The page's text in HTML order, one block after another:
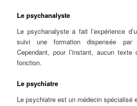
Le psychanalyste
Le psychanalyste a fait l’expérience
suivi une formation dispensée par
Cependant, pour l’instant, aucun
fonction.
Le psychiatre
Le psychiatre est un médecin spécialisé